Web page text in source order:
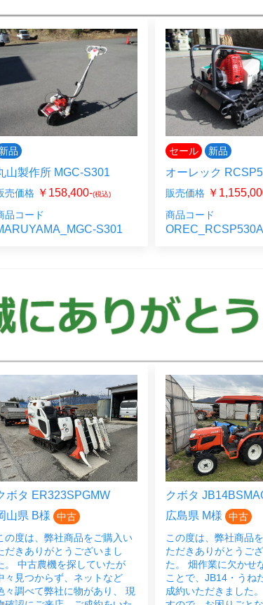
新品
山製作所 MGC-S301
売価格 ￥158,400-(税込)
品コード
S301
セール 新品
オーレック
販売価格 ￥
商品コード
OREC_RCSP530A
ボタ ER323SPGMW
山県 B様
中古
の度は、弊社商品をご購入い
だきありがとうございまし
。 中古農機を探していたが
々見つからず、ネットなど
々調べて弊社に物があり、 現
クボタ
広島県 M様
中古
この度は、弊社商品
ただきありがとうご
た。 畑作業に欠かせ
ことで、JB14・うね
成約いただきました